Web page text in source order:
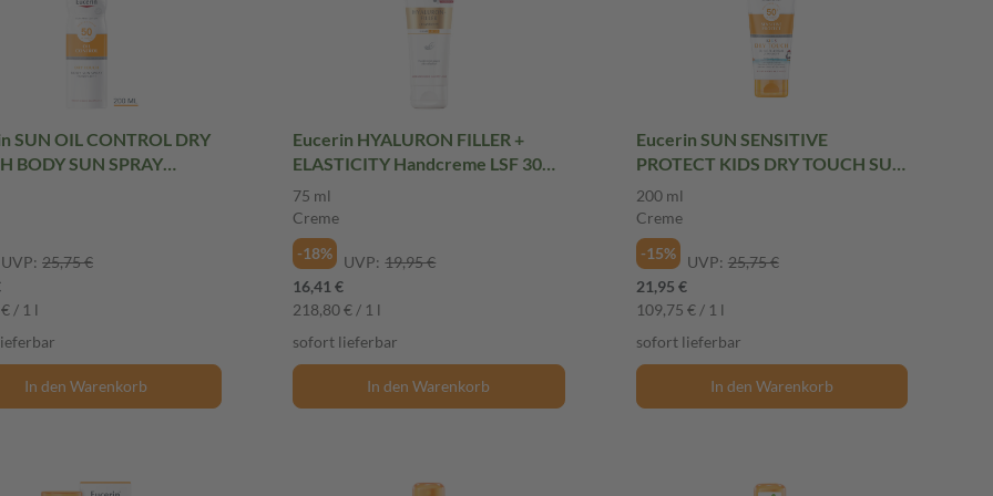
SUN OIL CONTROL DRY
BODY SUN SPRAY
LSF 50+ 200 ml
UVP: 25,75 €
/ 1 l
In den Warenkorb
Eucerin HYALURON FILLER +
ELASTICITY Handcreme LSF 30
75 ml Creme
75 ml
Creme
-18%
UVP: 19,95 €
16,41 €
218,80 € / 1 l
sofort lieferbar
In den Warenkorb
Eucerin SUN SENSITIVE
PROTECT KIDS DRY TOUCH SUN
GEL-CREME ULTRALEICHT LSF
50+ 200 ml Creme
200 ml
Creme
-15%
UVP: 25,75 €
21,95 €
109,75 € / 1 l
sofort lieferbar
In den Warenkorb